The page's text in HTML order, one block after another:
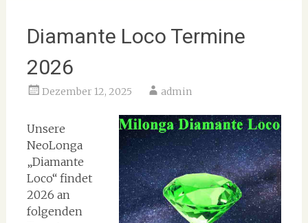
Diamante Loco Termine
2026
Dezember 12, 2025 admin
Unsere
NeoLonga
„Diamante
Loco“ findet
2026 an
folgenden